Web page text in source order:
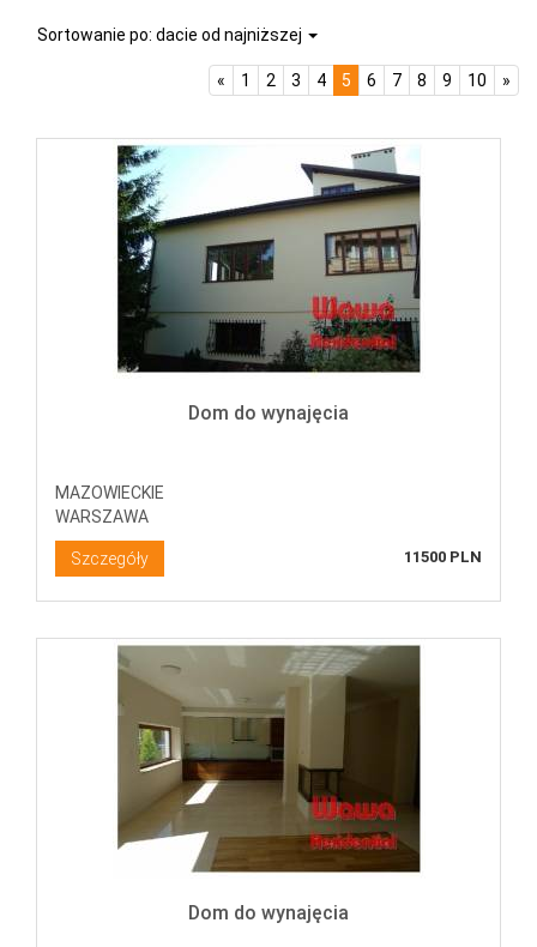
Sortowanie po: dacie od najniższej
« 1 2 3 4 5 6 7 8 9 10 »
Dom do wynajęcia
MAZOWIECKIE
WARSZAWA
Szczegóły 11500 PLN
Dom do wynajęcia